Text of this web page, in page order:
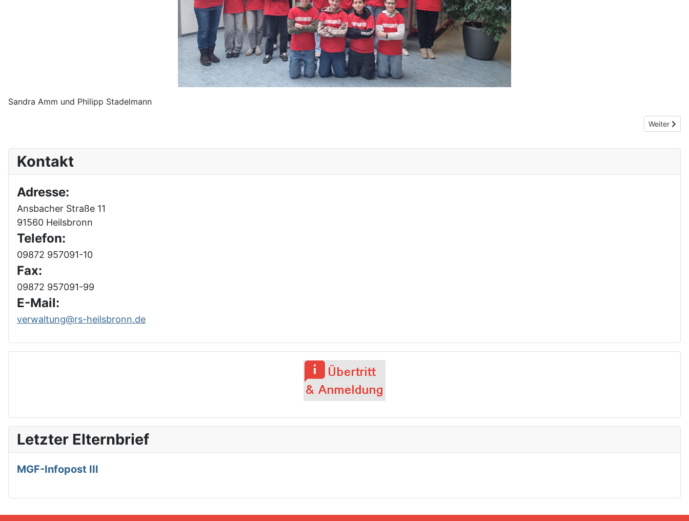
Sandra Amm und Philipp Stadelmann
Nächster
Weiter
Kontakt
Adresse:
Ansbacher Straße 11
91560 Heilsbronn
Telefon:
09872 957091-10
Fax:
09872 957091-99
E-Mail:
verwaltung@rs-heilsbronn.de
Letzter Elternbrief
MGF-Infopost III